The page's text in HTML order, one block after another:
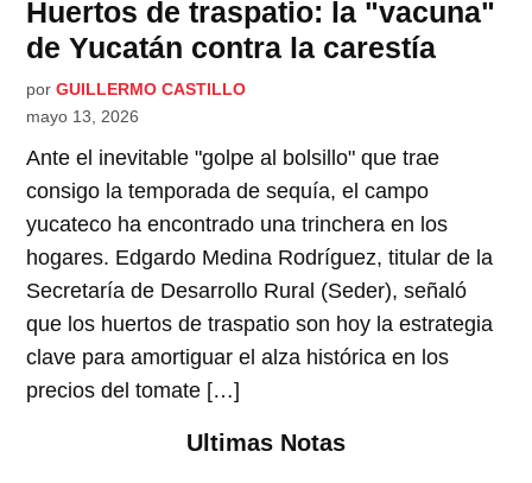
Huertos de traspatio: la "vacuna"
de Yucatán contra la carestía
por GUILLERMO CASTILLO
mayo 13, 2026
Ante el inevitable "golpe al bolsillo" que trae
consigo la temporada de sequía, el campo
yucateco ha encontrado una trinchera en los
hogares. Edgardo Medina Rodríguez, titular de la
Secretaría de Desarrollo Rural (Seder), señaló
que los huertos de traspatio son hoy la estrategia
clave para amortiguar el alza histórica en los
precios del tomate […]
Ultimas Notas